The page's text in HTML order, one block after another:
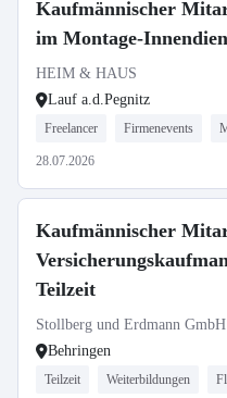
Kaufmännischer
im Montage-
HEIM & HAUS
Lauf a.d.Pegnitz
Freelancer Firmenevents
28.07.2026
Kaufmännischer
Teilzeit
Stollberg und Erdmann
Behringen
Teilzeit Weiterbildungen